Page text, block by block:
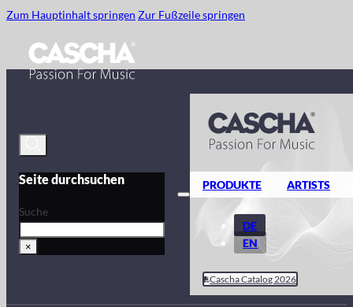
Zum Hauptinhalt springen Zur Fußzeile springen
Seite durchsuchen
Suche
×
PRODUKTE ARTISTS
DE
EN
Cascha Catalog 2026